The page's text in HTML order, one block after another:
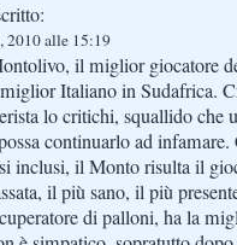
2010 alle 15:19
il miglior giocatore
Italiano in Sudafrica.
lo critichi, squallido che
continuarlo ad
inclusi, il Monto risulta il
il più sano, il più
di palloni, ha la